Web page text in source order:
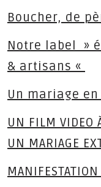
Boucher, de
Notre label »
& artisans «
Un mariage
UN FILM VIDEO
UN MARIAGE